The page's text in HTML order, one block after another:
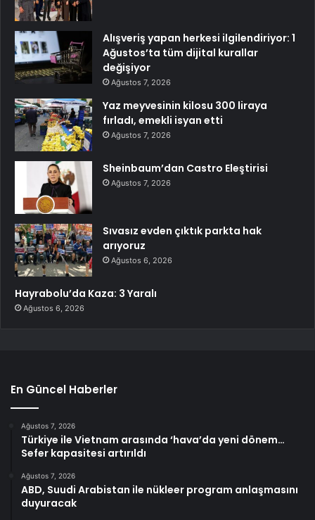
Alışveriş yapan herkesi ilgilendiriyor: 1
Ağustos’ta tüm dijital kurallar
değişiyor
Ağustos 7, 2026
Yaz meyvesinin kilosu 300 liraya
fırladı, emekli isyan etti
Ağustos 7, 2026
Sheinbaum’dan Castro Eleştirisi
Ağustos 7, 2026
Sıvasız evden çıktık parkta hak
arıyoruz
Ağustos 6, 2026
Hayrabolu’da Kaza: 3 Yaralı
Ağustos 6, 2026
En Güncel Haberler
Ağustos 7, 2026
Türkiye ile Vietnam arasında ‘hava’da yeni dönem…
Sefer kapasitesi artırıldı
Ağustos 7, 2026
ABD, Suudi Arabistan ile nükleer program anlaşmasını
duyuracak